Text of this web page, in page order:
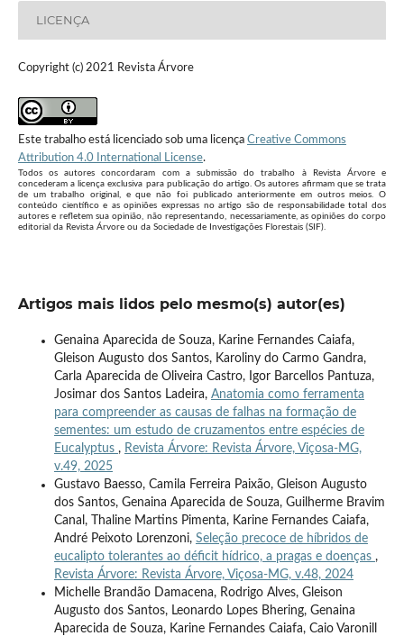
LICENÇA
Copyright (c) 2021 Revista Árvore
Este trabalho está licenciado sob uma licença Creative Commons
Attribution 4.0 International License.
Todos os autores concordaram com a submissão do trabalho à Revista Árvore e
concederam a licença exclusiva para publicação do artigo. Os autores afirmam que se trata
de um trabalho original, e que não foi publicado anteriormente em outros meios. O
conteúdo científico e as opiniões expressas no artigo são de responsabilidade total dos
autores e refletem sua opinião, não representando, necessariamente, as opiniões do corpo
editorial da Revista Árvore ou da Sociedade de Investigações Florestais (SIF).
Artigos mais lidos pelo mesmo(s) autor(es)
Genaina Aparecida de Souza, Karine Fernandes Caiafa,
Gleison Augusto dos Santos, Karoliny do Carmo Gandra,
Carla Aparecida de Oliveira Castro, Igor Barcellos Pantuza,
Josimar dos Santos Ladeira, Anatomia como ferramenta
para compreender as causas de falhas na formação de
sementes: um estudo de cruzamentos entre espécies de
Eucalyptus , Revista Árvore: Revista Árvore, Viçosa-MG,
v.49, 2025
Gustavo Baesso, Camila Ferreira Paixão, Gleison Augusto
dos Santos, Genaina Aparecida de Souza, Guilherme Bravim
Canal, Thaline Martins Pimenta, Karine Fernandes Caiafa,
André Peixoto Lorenzoni, Seleção precoce de híbridos de
eucalipto tolerantes ao déficit hídrico, a pragas e doenças ,
Revista Árvore: Revista Árvore, Viçosa-MG, v.48, 2024
Michelle Brandão Damacena, Rodrigo Alves, Gleison
Augusto dos Santos, Leonardo Lopes Bhering, Genaina
Aparecida de Souza, Karine Fernandes Caiafa, Caio Varonill